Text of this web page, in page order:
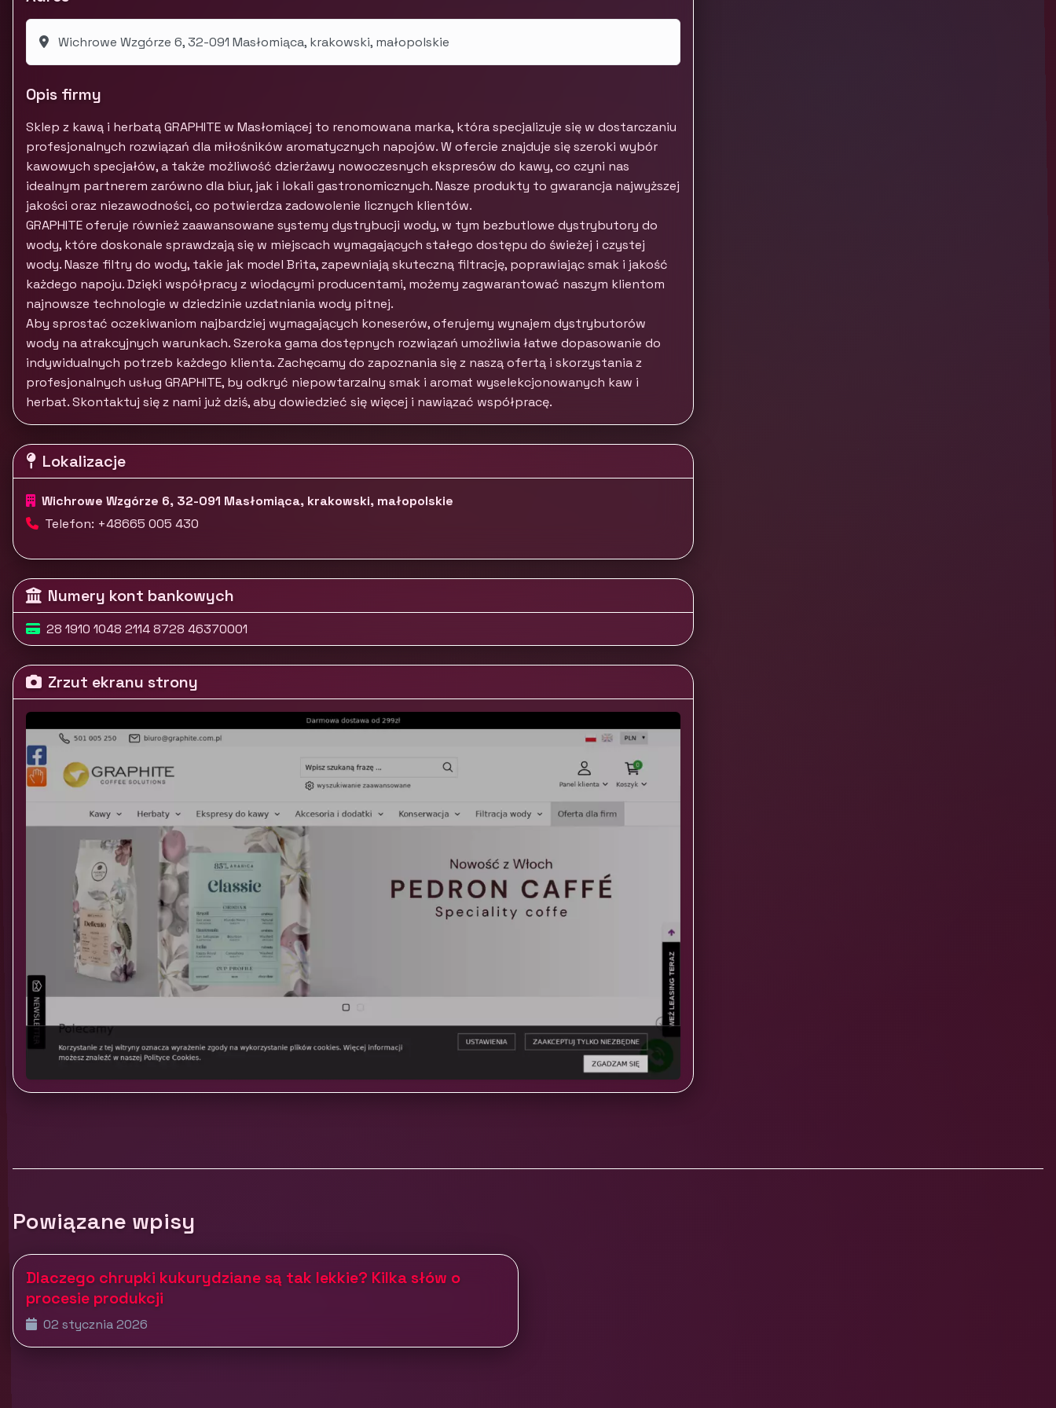
Wichrowe Wzgórze 6, 32-091 Masłomiąca, krakowski, małopolskie
Opis firmy
Sklep z kawą i herbatą GRAPHITE w Masłomiącej to renomowana marka, która specjalizuje się w dostarczaniu
profesjonalnych rozwiązań dla miłośników aromatycznych napojów. W ofercie znajduje się szeroki wybór
kawowych specjałów, a także możliwość dzierżawy nowoczesnych ekspresów do kawy, co czyni nas
idealnym partnerem zarówno dla biur, jak i lokali gastronomicznych. Nasze produkty to gwarancja najwyższej
jakości oraz niezawodności, co potwierdza zadowolenie licznych klientów.
GRAPHITE oferuje również zaawansowane systemy dystrybucji wody, w tym bezbutlowe dystrybutory do
wody, które doskonale sprawdzają się w miejscach wymagających stałego dostępu do świeżej i czystej
wody. Nasze filtry do wody, takie jak model Brita, zapewniają skuteczną filtrację, poprawiając smak i jakość
każdego napoju. Dzięki współpracy z wiodącymi producentami, możemy zagwarantować naszym klientom
najnowsze technologie w dziedzinie uzdatniania wody pitnej.
Aby sprostać oczekiwaniom najbardziej wymagających koneserów, oferujemy wynajem dystrybutorów
wody na atrakcyjnych warunkach. Szeroka gama dostępnych rozwiązań umożliwia łatwe dopasowanie do
indywidualnych potrzeb każdego klienta. Zachęcamy do zapoznania się z naszą ofertą i skorzystania z
profesjonalnych usług GRAPHITE, by odkryć niepowtarzalny smak i aromat wyselekcjonowanych kaw i
herbat. Skontaktuj się z nami już dziś, aby dowiedzieć się więcej i nawiązać współpracę.
Lokalizacje
Wichrowe Wzgórze 6, 32-091 Masłomiąca, krakowski, małopolskie
Telefon: +48665 005 430
Numery kont bankowych
28 1910 1048 2114 8728 46370001
Zrzut ekranu strony
Powiązane wpisy
Dlaczego chrupki kukurydziane są tak lekkie? Kilka słów o
procesie produkcji
02 stycznia 2026